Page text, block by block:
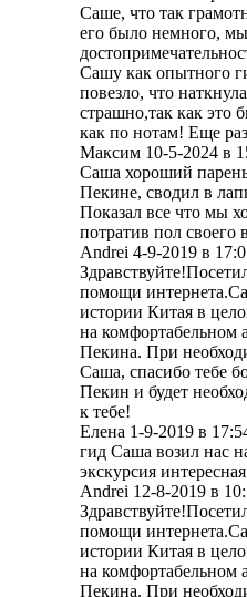
Саше, что так
его было немного,
Сашу как опытного
повезло, что
страшно,так как
как по нотам! Еще
Максим 10-5-2024 в
Саша хороший
Пекине, сводил в
Показал все что мы
потратив пол
Andrei 4-9-2019 в
помощи
истории Китая в
на комфортабельном
Пекина. При
Саша, спасибо тебе
Пекин и будет
к тебе!
Елена 1-9-2019 в
гид Саша возил нас
экскурсия
Andrei 12-8-2019 в
помощи
истории Китая в
на комфортабельном
Пекина. При